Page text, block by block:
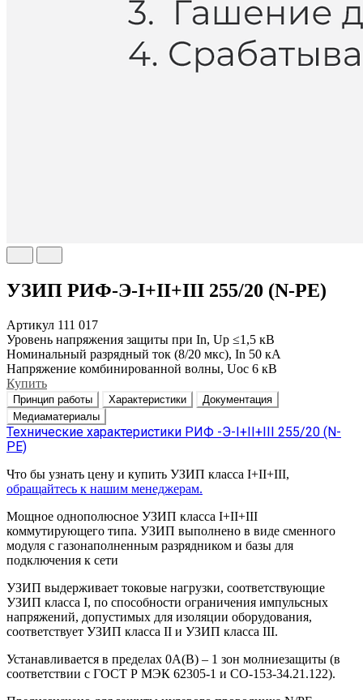
УЗИП РИФ-Э-I+II+III 255/20 (N-PE)
Артикул 111 017
Уровень напряжения защиты при In, Up ≤1,5 кВ
Номинальный разрядный ток (8/20 мкс), In 50 кА
Напряжение комбинированной волны, Uoc 6 кВ
Купить
Принцип работы Характеристики
Документация
Медиаматериалы
Технические характеристики РИФ -Э-I+II+III 255/20 (N-
PE)
Что бы узнать цену и купить УЗИП класса I+II+III,
обращайтесь к нашим менеджерам.
Мощное однополюсное УЗИП класса I+II+III
коммутирующего типа. УЗИП выполнено в виде сменного
модуля с газонаполненным разрядником и базы для
подключения к сети
УЗИП выдерживает токовые нагрузки, соответствующие
УЗИП класса I, по способности ограничения импульсных
напряжений, допустимых для изоляции оборудования,
соответствует УЗИП класса II и УЗИП класса III.
Устанавливается в пределах 0А(В) – 1 зон молниезащиты (в
соответствии с ГОСТ Р МЭК 62305-1 и СО-153-34.21.122).